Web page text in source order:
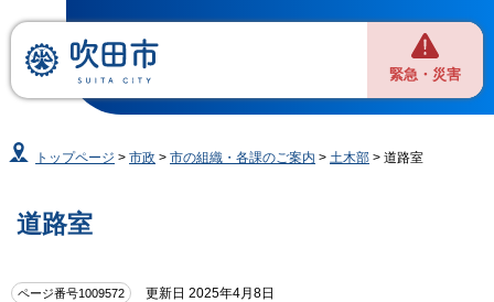
緊急・災害
トップページ >市政 >市の組織・各課のご案内 >土木部 > 道路室
道路室
ページ番号1009572 更新日 2025年4月8日